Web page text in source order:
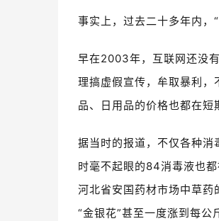
事实上，过去二十多年内，
早在2003年，互联网还没
理搞虚假宣传，牟取暴利，
品、日用品的价格也都在短
据当时的报道，不仅各种
时毫不起眼的84消毒液也都
河北省安国药材市场中草
“金银花”甚至一度涨到每公